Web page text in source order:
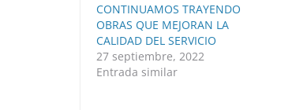
CONTINUAMOS TRAYENDO
OBRAS QUE MEJORAN LA
CALIDAD DEL SERVICIO
27 septiembre, 2022
Entrada similar